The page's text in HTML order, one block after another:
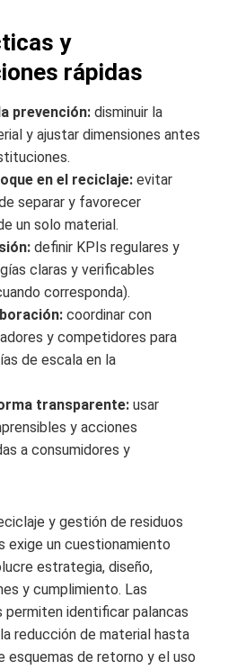
y
rápidas
prevención: disminuir la
y ajustar dimensiones antes
en el reciclaje: evitar
separar y favorecer
un solo material.
definir KPIs regulares y
claras y verificables
corresponda).
coordinar con
y competidores para
de escala en la
transparente: usar
y acciones
a consumidores y
y gestión de residuos
exige un cuestionamiento
estrategia, diseño,
y cumplimiento. Las
identificar palancas
reducción de material hasta
esquemas de retorno y el uso